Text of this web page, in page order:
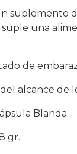
suplemento
una
de
alcance de
Blanda.
gr.